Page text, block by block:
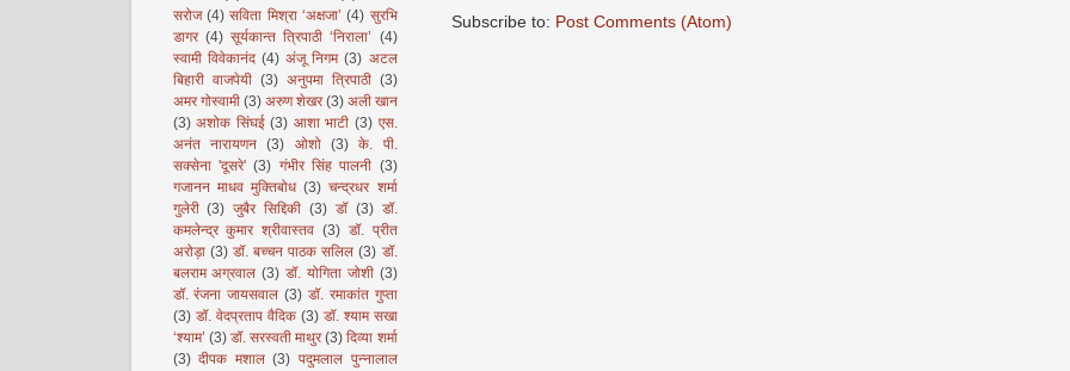
Subscribe to: Post Comments (Atom)
सरोज (4) सविता मिश्रा ‘अक्षजा’ (4) सुरभि
डागर (4) सूर्यकान्त त्रिपाठी ‘निराला’ (4)
स्वामी विवेकानंद (4) अंजू निगम (3) अटल
बिहारी वाजपेयी (3) अनुपमा त्रिपाठी (3)
अमर गोस्वामी (3) अरुण शेखर (3) अली खान
(3) अशोक सिंघई (3) आशा भाटी (3) एस.
अनंत नारायणन (3) ओशो (3) के. पी.
सक्सेना 'दूसरे' (3) गंभीर सिंह पालनी (3)
गजानन माधव मुक्तिबोध (3) चन्द्रधर शर्मा
गुलेरी (3) जुबैर सिद्दिकी (3) डॉ (3) डॉ.
कमलेन्द्र कुमार श्रीवास्तव (3) डॉ. प्रीत
अरोड़ा (3) डॉ. बच्चन पाठक सलिल (3) डॉ.
बलराम अग्रवाल (3) डॉ. योगिता जोशी (3)
डॉ. रंजना जायसवाल (3) डॉ. रमाकांत गुप्ता
(3) डॉ. वेदप्रताप वैदिक (3) डॉ. श्याम सखा
‘श्याम’ (3) डॉ. सरस्वती माथुर (3) दिव्या शर्मा
(3) दीपक मशाल (3) पदुमलाल पुन्नालाल